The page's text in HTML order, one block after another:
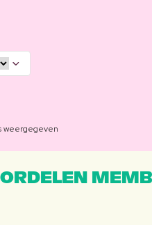
weergegeven